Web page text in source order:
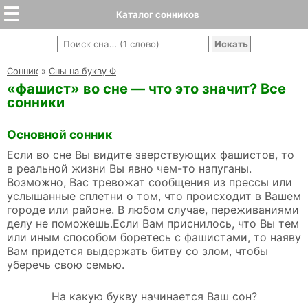
Каталог сонников
Cонник » Сны на букву Ф
«фашист» во сне — что это значит? Все
сонники
Основной сонник
Если во сне Вы видите зверствующих фашистов, то
в реальной жизни Вы явно чем-то напуганы.
Возможно, Вас тревожат сообщения из прессы или
услышанные сплетни о том, что происходит в Вашем
городе или районе. В любом случае, переживаниями
делу не поможешь.Если Вам приснилось, что Вы тем
или иным способом боретесь с фашистами, то наяву
Вам придется выдержать битву со злом, чтобы
уберечь свою семью.
На какую букву начинается Ваш сон?